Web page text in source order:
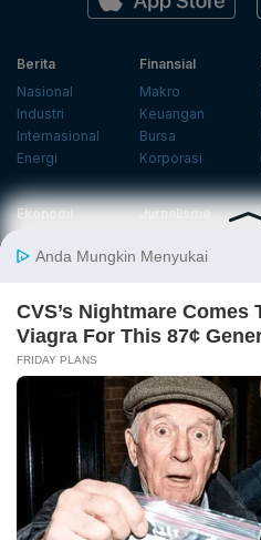
Berita
Nasional
Industri
Internasional
Energi
Finansial
Makro
Keuangan
Bursa
Korporasi
Ekonomi
Energi Baru
Sirkular
Investasi
Hijau
Jurnalisme
Infografik
Cek Data
Info
Insight
Center
Databoks
Event